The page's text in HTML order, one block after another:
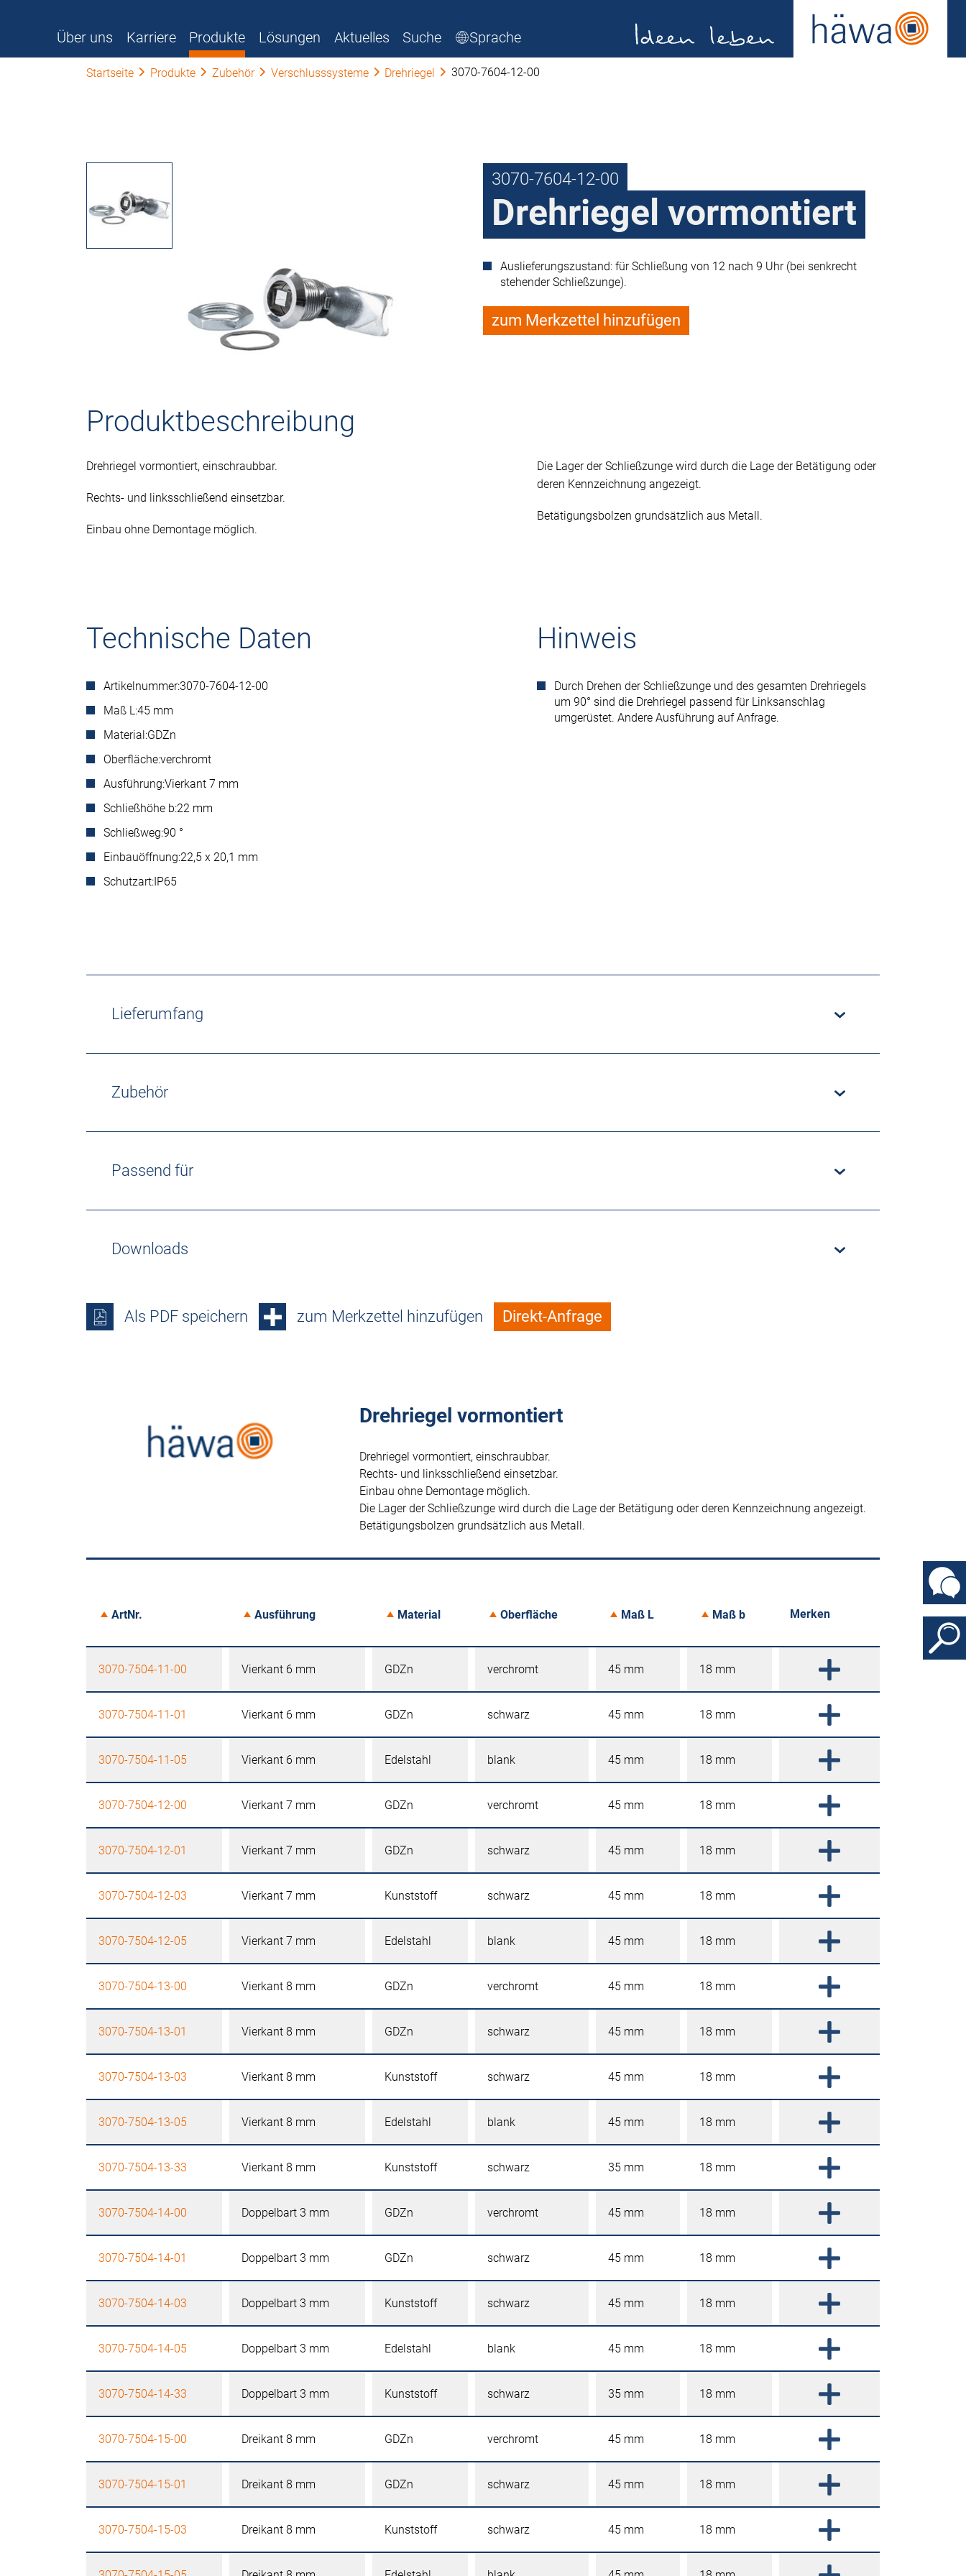
Über uns Karriere Produkte Lösungen Aktuelles Suche Sprache
Startseite Produkte Zubehör Verschlusssysteme Drehriegel 3070-7604-12-00
3070-7604-12-00
Drehriegel vormontiert
Auslieferungszustand: für Schließung von 12 nach 9 Uhr (bei senkrecht
stehender Schließzunge).
zum Merkzettel hinzufügen
Produktbeschreibung
Drehriegel vormontiert, einschraubbar.
Rechts- und linksschließend einsetzbar.
Einbau ohne Demontage möglich.
Die Lager der Schließzunge wird durch die Lage der Betätigung oder
deren Kennzeichnung angezeigt.
Betätigungsbolzen grundsätzlich aus Metall.
Technische Daten
Artikelnummer:3070-7604-12-00
Maß L:45 mm
Material:GDZn
Oberfläche:verchromt
Ausführung:Vierkant 7 mm
Schließhöhe b:22 mm
Schließweg:90 °
Einbauöffnung:22,5 x 20,1 mm
Schutzart:IP65
Hinweis
Durch Drehen der Schließzunge und des gesamten Drehriegels
um 90° sind die Drehriegel passend für Linksanschlag
umgerüstet. Andere Ausführung auf Anfrage.
Lieferumfang
Zubehör
Passend für
Downloads
Als PDF speichern zum Merkzettel hinzufügen Direkt-Anfrage
Drehriegel vormontiert
Drehriegel vormontiert, einschraubbar.
Rechts- und linksschließend einsetzbar.
Einbau ohne Demontage möglich.
Die Lager der Schließzunge wird durch die Lage der Betätigung oder deren Kennzeichnung angezeigt.
Betätigungsbolzen grundsätzlich aus Metall.
ArtNr. Ausführung Material Oberfläche Maß L Maß b Merken
3070-7504-11-00 Vierkant 6 mm GDZn verchromt 45 mm 18 mm
3070-7504-11-01 Vierkant 6 mm GDZn schwarz 45 mm 18 mm
3070-7504-11-05 Vierkant 6 mm Edelstahl blank 45 mm 18 mm
3070-7504-12-00 Vierkant 7 mm GDZn verchromt 45 mm 18 mm
3070-7504-12-01 Vierkant 7 mm GDZn schwarz 45 mm 18 mm
3070-7504-12-03 Vierkant 7 mm Kunststoff schwarz 45 mm 18 mm
3070-7504-12-05 Vierkant 7 mm Edelstahl blank 45 mm 18 mm
3070-7504-13-00 Vierkant 8 mm GDZn verchromt 45 mm 18 mm
3070-7504-13-01 Vierkant 8 mm GDZn schwarz 45 mm 18 mm
3070-7504-13-03 Vierkant 8 mm Kunststoff schwarz 45 mm 18 mm
3070-7504-13-05 Vierkant 8 mm Edelstahl blank 45 mm 18 mm
3070-7504-13-33 Vierkant 8 mm Kunststoff schwarz 35 mm 18 mm
3070-7504-14-00 Doppelbart 3 mm GDZn verchromt 45 mm 18 mm
3070-7504-14-01 Doppelbart 3 mm GDZn schwarz 45 mm 18 mm
3070-7504-14-03 Doppelbart 3 mm Kunststoff schwarz 45 mm 18 mm
3070-7504-14-05 Doppelbart 3 mm Edelstahl blank 45 mm 18 mm
3070-7504-14-33 Doppelbart 3 mm Kunststoff schwarz 35 mm 18 mm
3070-7504-15-00 Dreikant 8 mm GDZn verchromt 45 mm 18 mm
3070-7504-15-01 Dreikant 8 mm GDZn schwarz 45 mm 18 mm
3070-7504-15-03 Dreikant 8 mm Kunststoff schwarz 45 mm 18 mm